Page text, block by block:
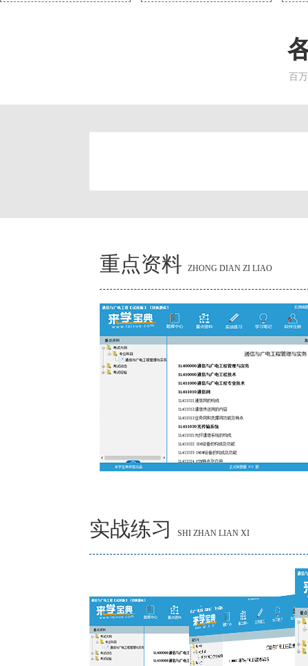
百
重点资料 ZHONG DIAN ZI LIAO
实战练习 SHI ZHAN LIAN XI